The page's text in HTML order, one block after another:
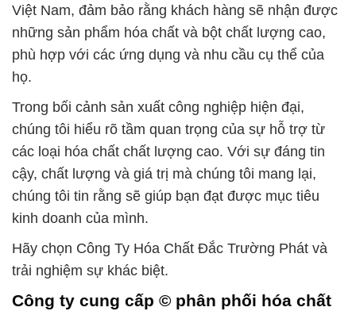
Việt Nam, đảm bảo rằng khách hàng sẽ nhận được
những sản phẩm hóa chất và bột chất lượng cao,
phù hợp với các ứng dụng và nhu cầu cụ thể của
họ.
Trong bối cảnh sản xuất công nghiệp hiện đại,
chúng tôi hiểu rõ tầm quan trọng của sự hỗ trợ từ
các loại hóa chất chất lượng cao. Với sự đáng tin
cậy, chất lượng và giá trị mà chúng tôi mang lại,
chúng tôi tin rằng sẽ giúp bạn đạt được mục tiêu
kinh doanh của mình.
Hãy chọn Công Ty Hóa Chất Đắc Trường Phát và
trải nghiệm sự khác biệt.
Công ty cung cấp © phân phối hóa chất